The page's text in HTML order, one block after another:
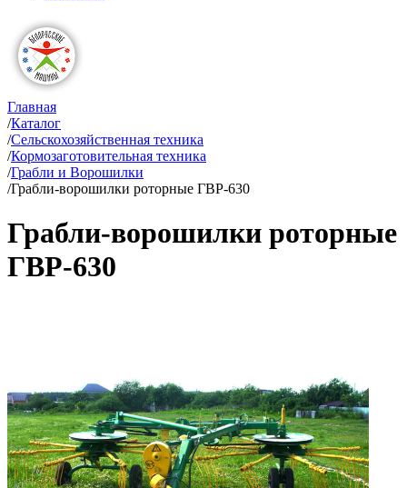
Главная
/Каталог
/Сельскохозяйственная техника
/Кормозаготовительная техника
/Грабли и Ворошилки
/Грабли-ворошилки роторные ГВР-630
Грабли-ворошилки роторные
ГВР-630